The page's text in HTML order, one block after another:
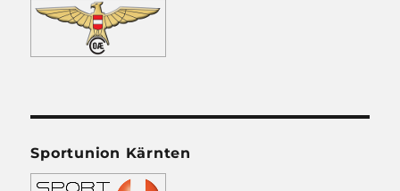
Sportunion Kärnten